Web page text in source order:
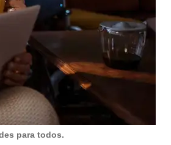
para todos.